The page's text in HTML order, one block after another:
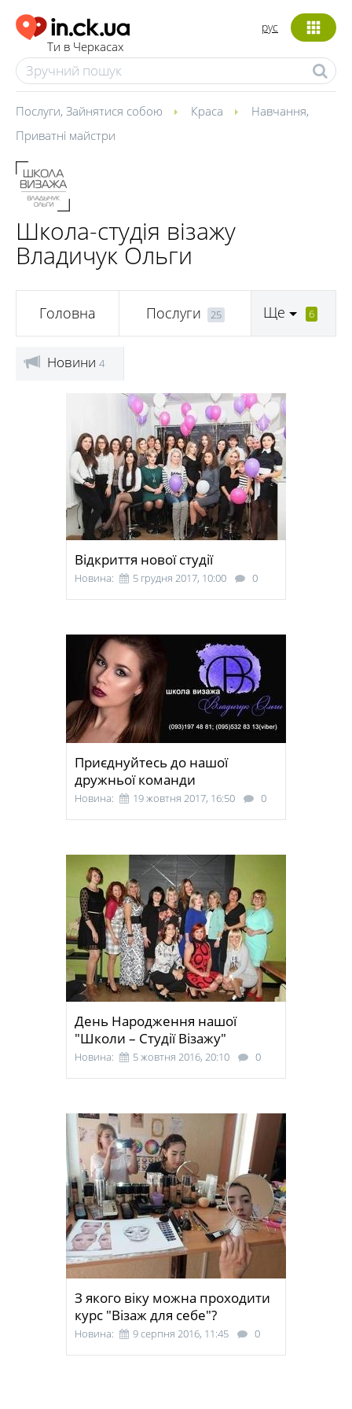
Ти в Черкасах
рус
Послуги, Зайнятися собою Краса Навчання,
Приватні майстри
Школа-студія візажу
Владичук Ольги
Головна Послуги 25 Ще 6
Новини 4
Відкриття нової студії
Новина: 5 грудня 2017, 10:00 0
Приєднуйтесь до нашої
дружньої команди
Новина: 19 жовтня 2017, 16:50 0
День Народження нашої
"Школи – Студії Візажу"
Новина: 5 жовтня 2016, 20:10 0
З якого віку можна проходити
курс "Візаж для себе"?
Новина: 9 серпня 2016, 11:45 0